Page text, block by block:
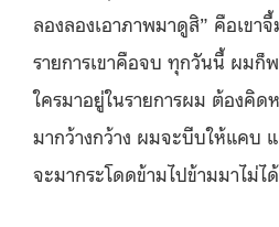
ลองลองเอาภาพมาดูสิ” คือเขา
รายการเขาคือจบ ทุกวันนี้ ผม
ใครมาอยู่ในรายการผม ต้องคิด
มากว้างกว้าง ผมจะบีบให้แคบ
จะมากระโดดข้ามไปข้ามมาไม่ไ